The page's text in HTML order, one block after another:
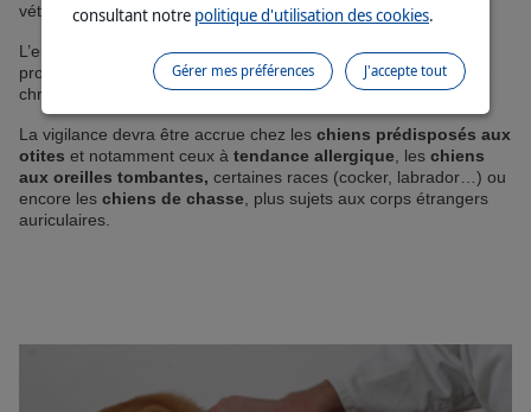
vétérinaire.
L’entretien régulier des oreilles permet de détecter ce type de
problèmes et donc d’agir précocement, avant qu’il ne devienne
chronique.
La vigilance devra être accrue chez les chiens prédisposés aux
otites et notamment ceux à tendance allergique , les chiens
aux oreilles tombantes, certaines races (cocker, labrador…) ou
encore les chiens de chasse , plus sujets aux corps étrangers
auriculaires.
consultant notre politique d'utilisation des cookies.
J'accepte tout
Gérer mes préférences